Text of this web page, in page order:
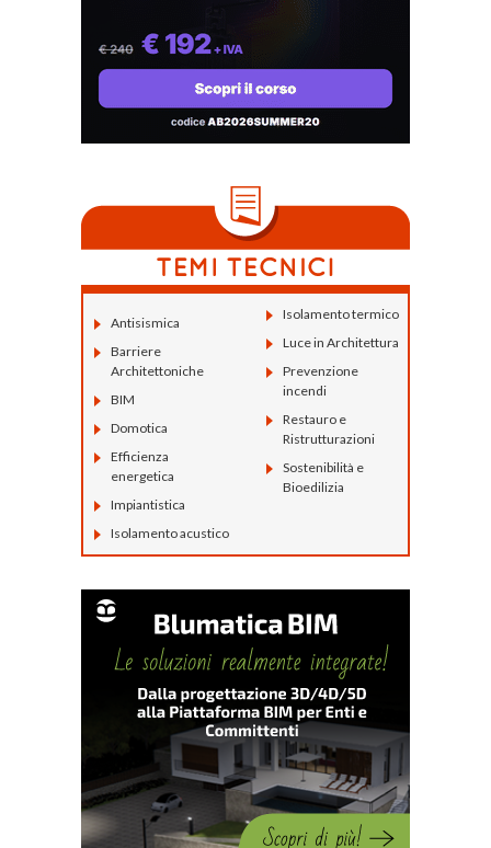
Antisismica
Barriere
Architettoniche
BIM
Domotica
Efficienza
energetica
Impiantistica
Isolamento acustico
Isolamento termico
Luce in Architettura
Prevenzione
incendi
Restauro e
Ristrutturazioni
Sostenibilità e
Bioedilizia